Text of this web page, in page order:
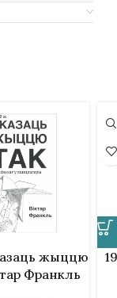
жыццю
Франкль